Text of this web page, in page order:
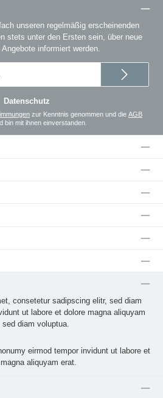
unseren regelmäßig erscheinenden
stets unter den Ersten sein, über neue
Angebote informiert werden.
Datenschutz
zur Kenntnis genommen und die AGB
bin mit ihnen einverstanden.
consetetur sadipscing elitr, sed diam
ut labore et dolore magna aliquyam
sed diam voluptua.
eirmod tempor invidunt ut labore et
aliquyam erat.